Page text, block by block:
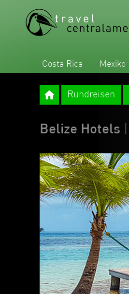
Costa Rica Mexiko
Rundreisen
Belize Hotels